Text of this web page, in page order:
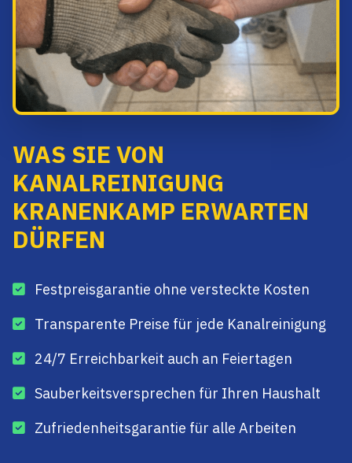
WAS SIE VON
KANALREINIGUNG
KRANENKAMP ERWARTEN
DÜRFEN
Festpreisgarantie ohne versteckte Kosten
Transparente Preise für jede Kanalreinigung
24/7 Erreichbarkeit auch an Feiertagen
Sauberkeitsversprechen für Ihren Haushalt
Zufriedenheitsgarantie für alle Arbeiten